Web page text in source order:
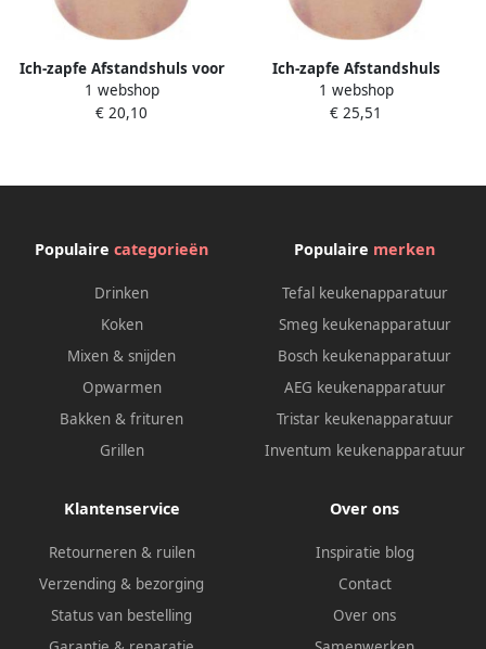
Ich-zapfe Afstandshuls voor
tapkraan tapzuil draad
messing 20mm
1 webshop
€ 20,10
Ich-zapfe Afstandshuls
afstandbus tussen tapkraan
en tapzuil draad messing
1 webshop
€ 25,51
Populaire categorieën
Drinken
Koken
Mixen & snijden
Opwarmen
Bakken & frituren
Grillen
Populaire merken
Tefal keukenapparatuur
Smeg keukenapparatuur
Bosch keukenapparatuur
AEG keukenapparatuur
Tristar keukenapparatuur
Inventum keukenapparatuur
Klantenservice
Retourneren & ruilen
Verzending & bezorging
Status van bestelling
Over ons
Inspiratie blog
Contact
Over ons